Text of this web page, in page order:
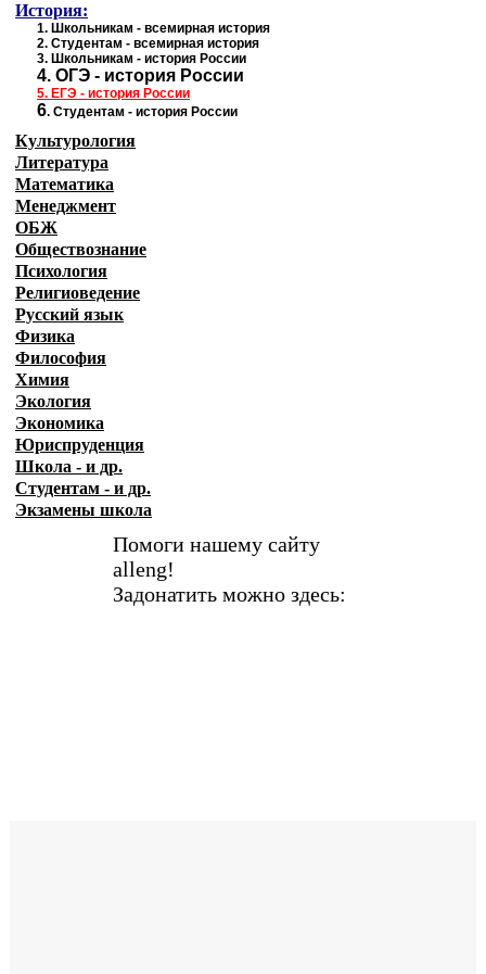
История:
1. Школьникам - всемирная история
2. Студентам - всемирная история
3. Школьникам - история России
4. ОГЭ - история России
5. ЕГЭ - история России
6. Студентам - история России
Культурология
Литература
Математика
Менеджмент
ОБЖ
Обществознание
Психология
Религиоведение
Русский язык
Физика
Философия
Химия
Экология
Экономика
Юриспруденция
Школа - и др.
Студентам - и др.
Экзамены школа
Помоги нашему сайту
alleng!
Задонатить можно здесь: